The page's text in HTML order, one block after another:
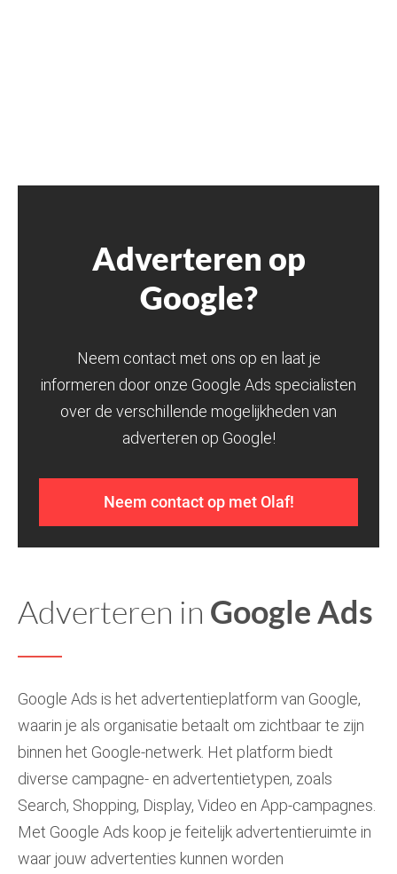
Adverteren op
Google?
Neem contact met ons op en laat je
informeren door onze Google Ads specialisten
over de verschillende mogelijkheden van
adverteren op Google!
Neem contact op met Olaf!
Adverteren in Google Ads
Google Ads is het advertentieplatform van Google,
waarin je als organisatie betaalt om zichtbaar te zijn
binnen het Google-netwerk. Het platform biedt
diverse campagne- en advertentietypen, zoals
Search, Shopping, Display, Video en App-campagnes.
Met Google Ads koop je feitelijk advertentieruimte in
waar jouw advertenties kunnen worden